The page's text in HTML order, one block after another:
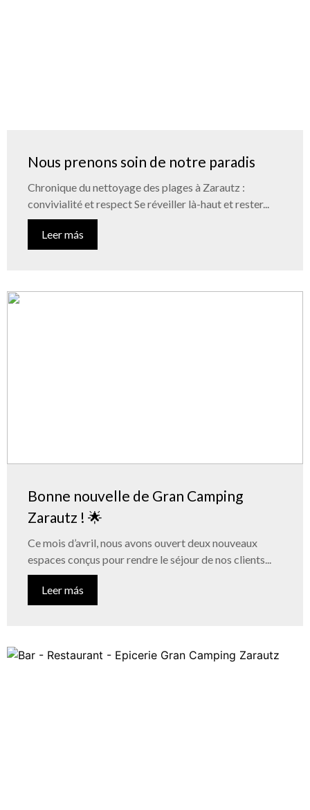
Nous prenons soin de notre paradis
Chronique du nettoyage des plages à Zarautz :
convivialité et respect Se réveiller là-haut et rester...
Leer más
Bonne nouvelle de Gran Camping
Zarautz ! 🌟
Ce mois d’avril, nous avons ouvert deux nouveaux
espaces conçus pour rendre le séjour de nos clients...
Leer más